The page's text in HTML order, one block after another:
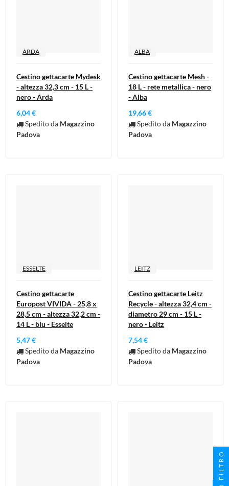
ARDA
Cestino gettacarte Mydesk
- altezza 32,3 cm - 15 L -
nero - Arda
6,04 €
Spedito da Magazzino
Padova
ALBA
Cestino gettacarte Mesh -
18 L - rete metallica - nero
- Alba
19,66 €
Spedito da Magazzino
Padova
ESSELTE
Cestino gettacarte
Europost VIVIDA - 25,8 x
28,5 cm - altezza 32,2 cm -
14 L - blu - Esselte
5,47 €
Spedito da Magazzino
Padova
LEITZ
Cestino gettacarte Leitz
Recycle - altezza 32,4 cm -
diametro 29 cm - 15 L -
nero - Leitz
7,54 €
Spedito da Magazzino
Padova
FILTRO